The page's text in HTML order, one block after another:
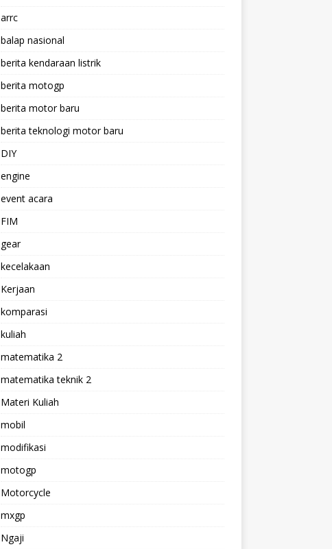
arrc
balap nasional
berita kendaraan listrik
berita motogp
berita motor baru
berita teknologi motor baru
DIY
engine
event acara
FIM
gear
kecelakaan
Kerjaan
komparasi
kuliah
matematika 2
matematika teknik 2
Materi Kuliah
mobil
modifikasi
motogp
Motorcycle
mxgp
Ngaji